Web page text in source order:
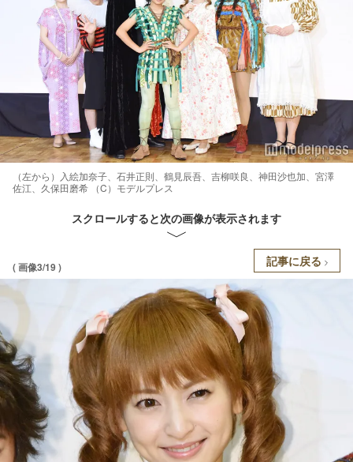
（左から）入絵加奈子、石井正則、鶴見辰吾、吉柳咲良、神田沙也加、宮澤
佐江、久保田磨希 （C）モデルプレス
スクロールすると次の画像が表示されます
( 画像3/19 ) 記事に戻る